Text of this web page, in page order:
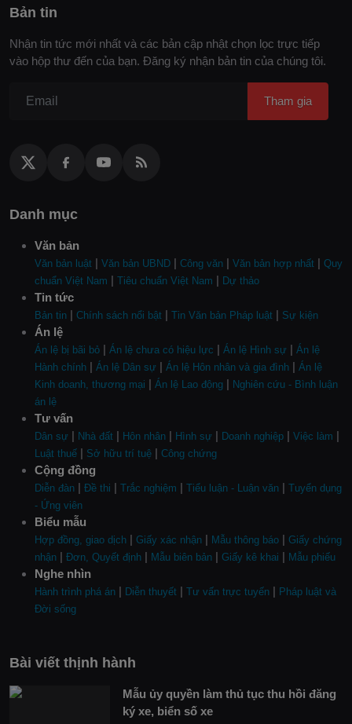
Bản tin
Nhận tin tức mới nhất và các bản cập nhật chọn lọc trực tiếp
vào hộp thư đến của bạn. Đăng ký nhận bản tin của chúng tôi.
Tham gia
Danh mục
Văn bản
Văn bản luật | Văn bản UBND | Công văn | Văn bản hợp nhất | Quy
chuẩn Việt Nam | Tiêu chuẩn Việt Nam | Dự thảo
Tin tức
Bản tin | Chính sách nổi bật | Tin Văn bản Pháp luật | Sự kiện
Án lệ
Án lệ bị bãi bỏ | Án lệ chưa có hiệu lực | Án lệ Hình sự | Án lệ
Hành chính | Án lệ Dân sự | Án lệ Hôn nhân và gia đình | Án lệ
Kinh doanh, thương mại | Án lệ Lao động | Nghiên cứu - Bình luận
án lệ
Tư vấn
Dân sự | Nhà đất | Hôn nhân | Hình sự | Doanh nghiệp | Việc làm |
Luật thuế | Sở hữu trí tuệ | Công chứng
Cộng đồng
Diễn đàn | Đề thi | Trắc nghiệm | Tiểu luận - Luận văn | Tuyển dụng
- Ứng viên
Biểu mẫu
Hợp đồng, giao dịch | Giấy xác nhận | Mẫu thông báo | Giấy chứng
nhận | Đơn, Quyết định | Mẫu biên bản | Giấy kê khai | Mẫu phiếu
Nghe nhìn
Hành trình phá án | Diễn thuyết | Tư vấn trực tuyến | Pháp luật và
Đời sống
Bài viết thịnh hành
Mẫu ủy quyền làm thủ tục thu hồi đăng
ký xe, biển số xe